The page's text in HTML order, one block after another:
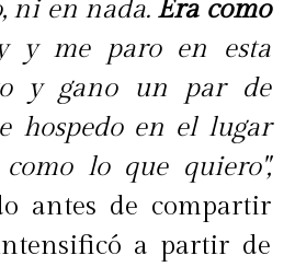
ni en nada. Era como
y me paro en esta
y gano un par de
hospedo en el lugar
lo que quiero",
antes de compartir
a partir de